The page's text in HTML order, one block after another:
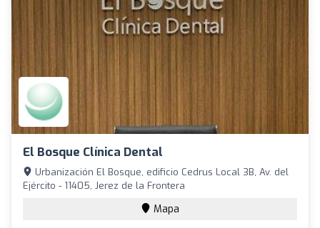
El Bosque Clínica Dental
Urbanización El Bosque, edificio Cedrus Local 3B, Av. del
Ejército - 11405, Jerez de la Frontera
Mapa